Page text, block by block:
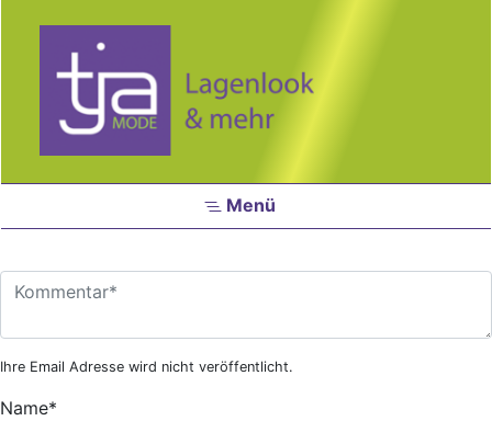
Menü
Ihre Email Adresse wird nicht veröffentlicht.
Name*